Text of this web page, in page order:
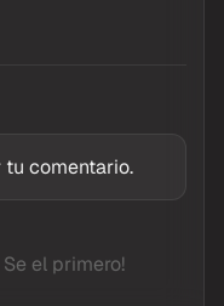
tu comentario.
el primero!